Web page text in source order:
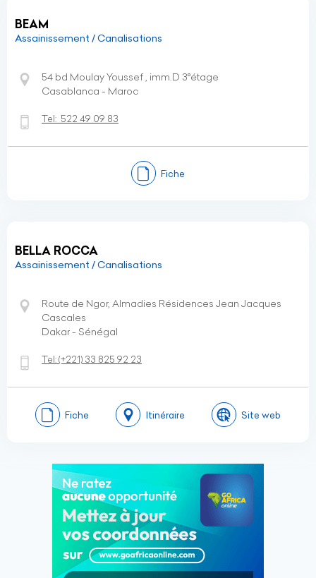
BEAM
Assainissement / Canalisations
54 bd Moulay Youssef , imm.D 3°étage
Casablanca - Maroc
Tel: 522 49 09 83
Fiche
BELLA ROCCA
Assainissement / Canalisations
Route de Ngor, Almadies Résidences Jean Jacques
Cascales
Dakar - Sénégal
Tel:(+221) 33 825 92 23
Fiche Itinéraire Site web